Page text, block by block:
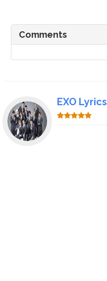
Comments
EXO Lyrics